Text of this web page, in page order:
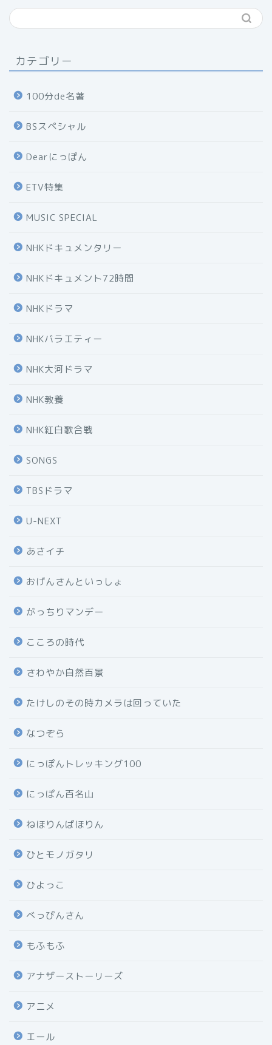
カテゴリー
100分de名著
BSスペシャル
Dearにっぽん
ETV特集
MUSIC SPECIAL
NHKドキュメンタリー
NHKドキュメント72時間
NHKドラマ
NHKバラエティー
NHK大河ドラマ
NHK教養
NHK紅白歌合戦
SONGS
TBSドラマ
U-NEXT
あさイチ
おげんさんといっしょ
がっちりマンデー
こころの時代
さわやか自然百景
たけしのその時カメラは回っていた
なつぞら
にっぽんトレッキング100
にっぽん百名山
ねほりんぱほりん
ひとモノガタリ
ひよっこ
べっぴんさん
もふもふ
アナザーストーリーズ
アニメ
エール